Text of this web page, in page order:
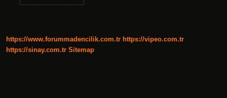
https://www.forummadencilik.com.tr https://vipeo.com.tr
https://sinay.com.tr Sitemap